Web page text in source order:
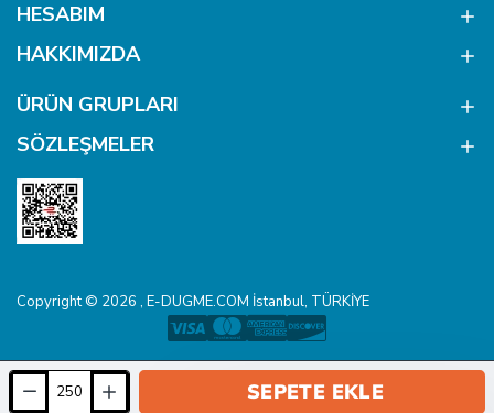
SEPETE EKLE
HESABIM
HAKKIMIZDA
ÜRÜN GRUPLARI
SÖZLEŞMELER
Copyright © 2026 , E-DUGME.COM İstanbul, TÜRKİYE